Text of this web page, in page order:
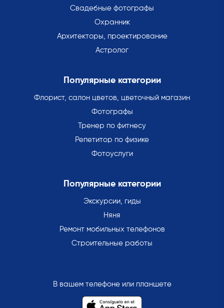
Свадебные фотографы
Охранник
Архитекторы, проектирование
Астролог
Популярные категории
Флорист, салон цветов, цветочный магазин
Фотографы
Тренер по фитнесу
Репетитор по физике
Фотоуслуги
Популярные категории
Экскурсии, гиды
Няня
Ремонт мобильных телефонов
Строительные работы
В вашем телефоне или планшете